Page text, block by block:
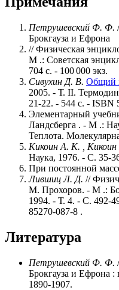
Петрушевский Ф. Ф.
Брокгауза и Ефрона
// Физическая
М .: Советская
704 с. - 100 000 экз.
Сивухин Д. В. Общий
2005. - Т. II.
21-22. - 544 с. - ISBN
Элементарный
Ландсберга . - М .:
Теплота.
Кикоин А. К. ,
Наука, 1976. - С. 35-
При постоянной
Лившиц Л. Д. //
М. Прохоров. - М .:
1994. - Т. 4. - С. 492-
85270-087-8 .
Литература
Петрушевский Ф. Ф.
Брокгауза и Ефрона
1890-1907.